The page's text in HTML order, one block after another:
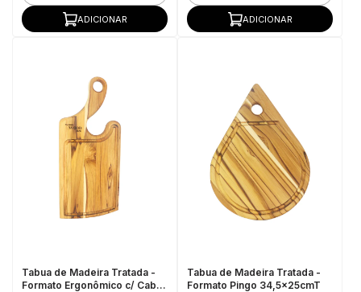
ADICIONAR ADICIONAR
Tabua de Madeira Tratada -
Formato Ergonômico c/ Cabo
Tabua de Madeira Tratada -
Formato Pingo 34,5x25cmT